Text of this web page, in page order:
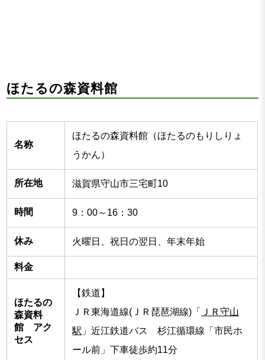
ほたるの森資料館
名称
ほたるの森資料館（ほたるのもりしりょ
うかん）
所在地 滋賀県守山市三宅町10
時間 9：00～16：30
休み 火曜日、祝日の翌日、年末年始
料金
ほたるの
森資料
館 アク
セス
【鉄道】
ＪＲ東海道線(ＪＲ琵琶湖線)「
ＪＲ守山
駅 」近江鉄道バス 杉江循環線「市民ホ
ール前」下車徒歩約11分